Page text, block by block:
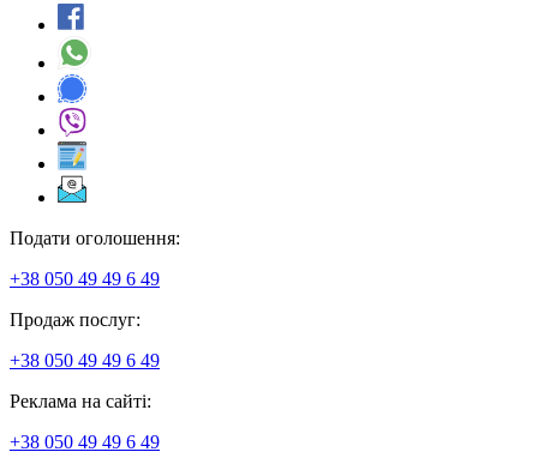
Подати оголошення:
+38 050 49 49 6 49
Продаж послуг:
+38 050 49 49 6 49
Реклама на сайті:
+38 050 49 49 6 49